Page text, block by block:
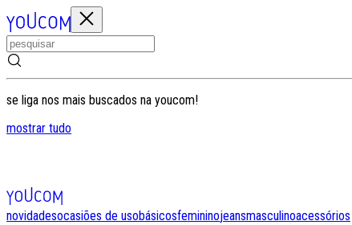
se liga nos mais buscados na youcom!
mostrar tudo
novidadesocasiões de usobásicosfemininojeansmasculinoacessórios